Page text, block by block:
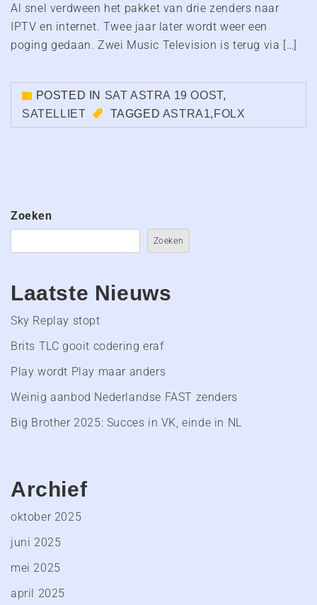
Al snel verdween het pakket van drie zenders naar
IPTV en internet. Twee jaar later wordt weer een
poging gedaan. Zwei Music Television is terug via […]
POSTED IN SAT ASTRA 19 OOST,
SATELLIET
TAGGED ASTRA1, FOLX
Zoeken
Zoeken
Laatste Nieuws
Sky Replay stopt
Brits TLC gooit codering eraf
Play wordt Play maar anders
Weinig aanbod Nederlandse FAST zenders
Big Brother 2025: Succes in VK, einde in NL
Archief
oktober 2025
juni 2025
mei 2025
april 2025